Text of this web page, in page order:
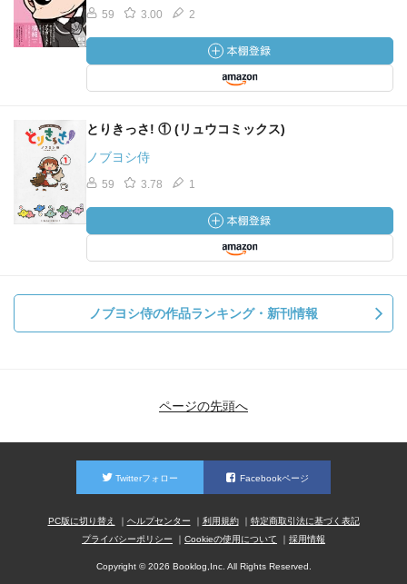
59 3.00 2
とりきっさ! ① (リュウコミックス)
ノブヨシ侍
59 3.78 1
ノブヨシ侍の作品ランキング・新刊情報
ページの先頭へ
Twitterフォロー Facebookページ
PC版に切り替え ヘルプセンター 利用規約
特定商取引法に基づく表記
プライバシーポリシー
Cookieの使用について 採用情報
Copyright © 2026 Booklog,Inc. All Rights Reserved.